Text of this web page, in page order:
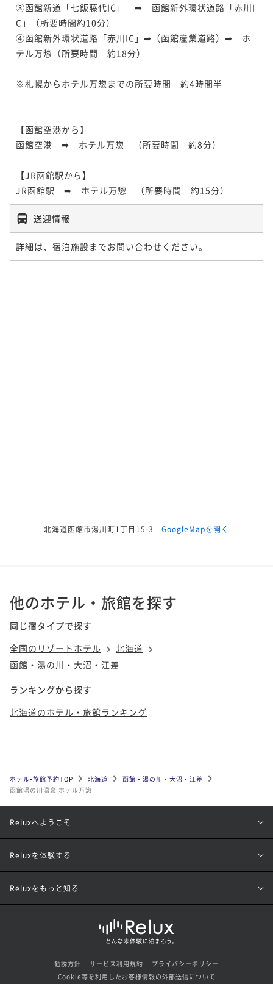
③函館新道「七飯藤代IC」　➡　函館新外環状道路「赤川I
C」（所要時間約10分）
④函館新外環状道路「赤川IC」➡（函館産業道路）➡　ホ
テル万惣（所要時間　約18分）
※札幌からホテル万惣までの所要時間　約4時間半
【函館空港から】
函館空港　➡　ホテル万惣　（所要時間　約8分）
【JR函館駅から】
JR函館駅　➡　ホテル万惣　（所要時間　約15分）
送迎情報
詳細は、宿泊施設までお問い合わせください。
北海道函館市湯川町1丁目15-3 GoogleMapを開く
他のホテル・旅館を探す
同じ宿タイプで探す
全国のリゾートホテル
北海道
函館・湯の川・大沼・江差
ランキングから探す
北海道のホテル・旅館ランキング
ホテル•旅館予約TOP 北海道
函館・湯の川・大沼・江差
函館湯の川温泉 ホテル万惣
Reluxへようこそ
Reluxを体験する
Reluxをもっと知る
勧誘方針 サービス利用規約
プライバシーポリシー
Cookie等を利用したお客様情報の外部送信について